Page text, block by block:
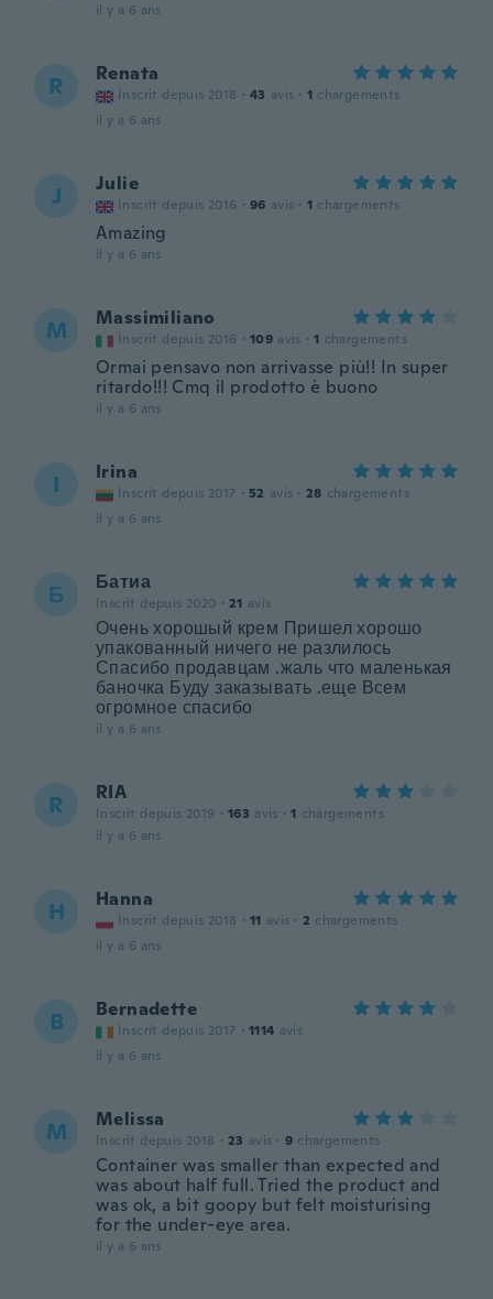
il y a 6 ans
R Renata
Inscrit depuis 2018 · 43 avis · 1 chargements
il y a 6 ans
J Julie
Inscrit depuis 2016 · 96 avis · 1 chargements
Amazing
il y a 6 ans
M Massimiliano
Inscrit depuis 2016 · 109 avis · 1 chargements
Ormai pensavo non arrivasse più!! In super
ritardo!!! Cmq il prodotto è buono
il y a 6 ans
I Irina
Inscrit depuis 2017 · 52 avis · 28 chargements
il y a 6 ans
Б Батиа
Inscrit depuis 2020 · 21 avis
Очень хорошый крем Пришел хорошо
упакованный ничего не разлилось
Спасибо продавцам .жаль что маленькая
баночка Буду заказывать .еще Всем
огромное спасибо
il y a 6 ans
R RIA
Inscrit depuis 2019 · 163 avis · 1 chargements
il y a 6 ans
H Hanna
Inscrit depuis 2018 · 11 avis · 2 chargements
il y a 6 ans
B Bernadette
Inscrit depuis 2017 · 1114 avis
il y a 6 ans
M Melissa
Inscrit depuis 2018 · 23 avis · 9 chargements
Container was smaller than expected and
was about half full. Tried the product and
was ok, a bit goopy but felt moisturising
for the under-eye area.
il y a 6 ans